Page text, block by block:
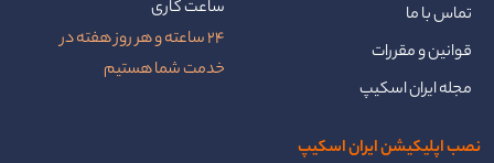
تماس با ما
قوانین و مقررات
مجله ایران اسکیپ
ساعت کاری
24 ساعته و هر روز هفته در
خدمت شما هستیم
نصب اپلیکیشن ایران اسکیپ